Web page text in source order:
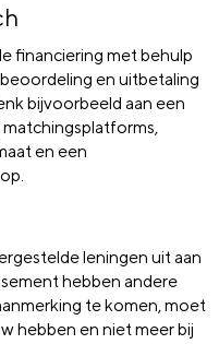
financiering met behulp
en uitbetaling
bijvoorbeeld aan een
en een
leningen uit aan
hebben andere
te komen, moet
hebben en niet meer bij